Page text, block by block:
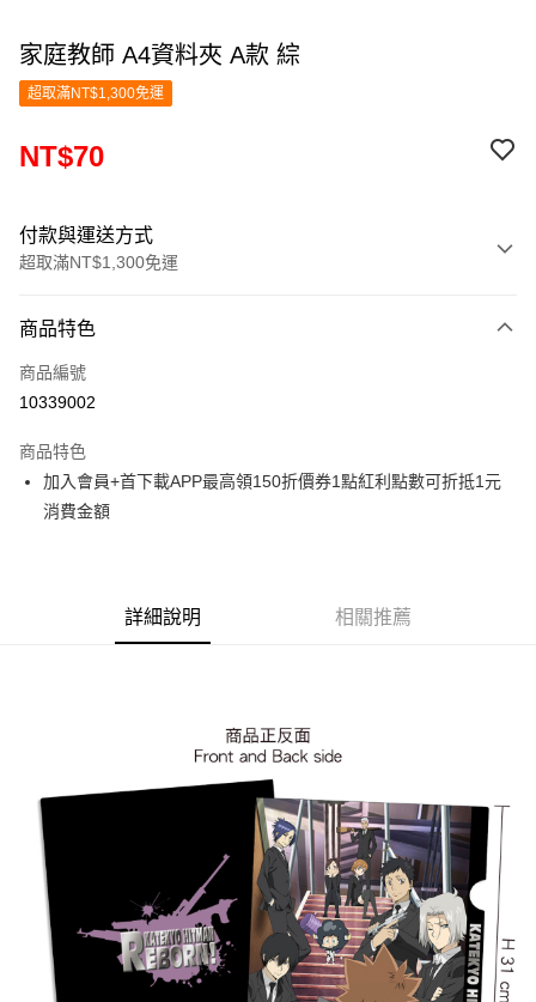
家庭教師 A4資料夾 A款 綜
超取滿NT$1,300免運
NT$70
付款與運送方式
超取滿NT$1,300免運
信用卡一次付款
超商取貨付款
Apple Pay
悠遊付
每筆NT$65，滿NT$1,300(含以上)免運費
付款後全家取貨
每筆NT$65，滿NT$1,300(含以上)免運費
(不開放使用，請勿選取）
每筆NT$9,999
7-11取貨付款
商品特色
商品編號
10339002
商品特色
加入會員+首下載APP最高領150折價券1點紅利點數可折抵1元
消費金額
詳細說明 相關推薦